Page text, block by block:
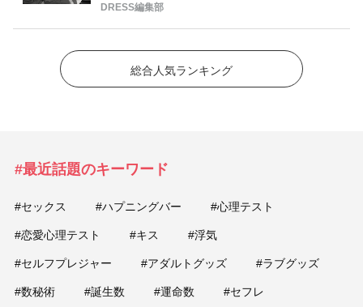
DRESS編集部
総合人気ランキング
#最近話題のキーワード
#セックス #ハプニングバー #心理テスト
#恋愛心理テスト #キス #浮気
#セルフプレジャー #アダルトグッズ #ラブグッズ
#数秘術 #誕生数 #運命数 #セフレ